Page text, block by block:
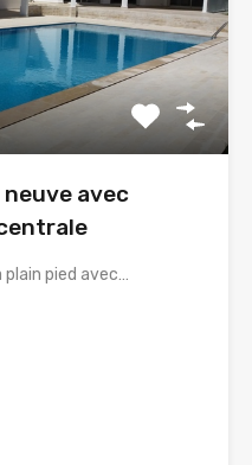
avec
plain pied avec…